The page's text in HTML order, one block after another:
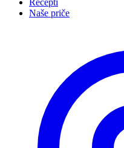
Recepti
Naše priče